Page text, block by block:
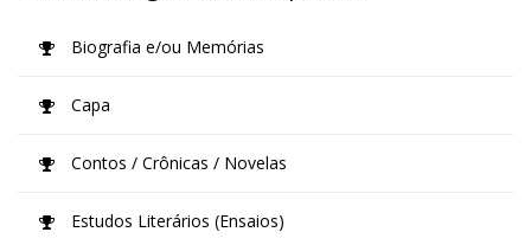
Biografia e/ou Memórias
Capa
Contos / Crônicas / Novelas
Estudos Literários (Ensaios)